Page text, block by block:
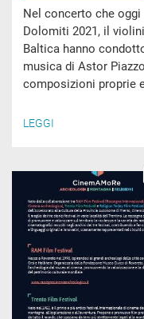
Nel concerto che
Dolomiti 2021, il
Baltica hanno
musica di Astor
composizioni proprie
LEGGI